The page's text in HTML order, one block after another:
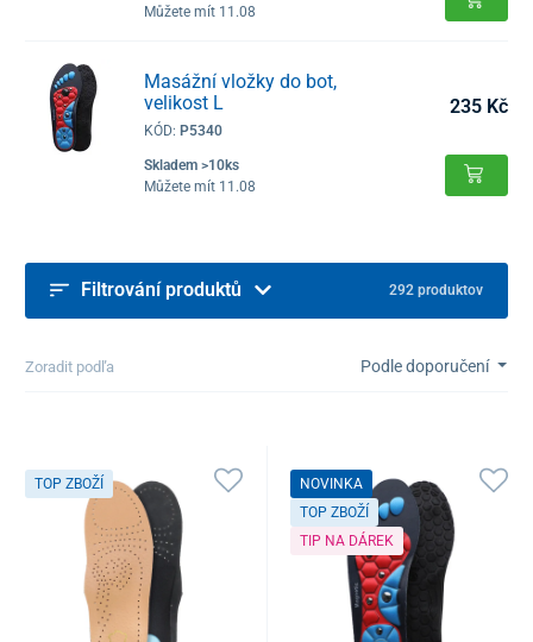
Můžete mít 11.08
Masážní vložky do bot,
velikost L
KÓD: P5340
Skladem >10ks
Můžete mít 11.08
235 Kč
Filtrování produktů 292 produktov
Zoradit podľa Podle doporučení
TOP ZBOŽÍ
NOVINKA
TOP ZBOŽÍ
TIP NA DÁREK